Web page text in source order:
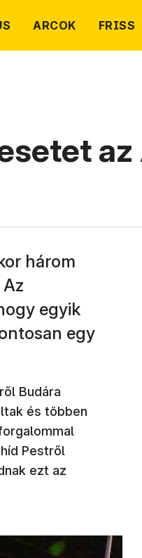
ARCOK FRISS
három
egyik
egy
Budára
és többen
Pestről
ezt az